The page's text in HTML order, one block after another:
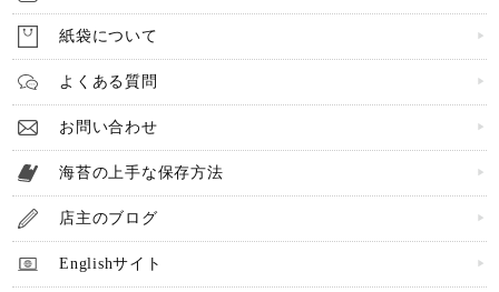
紙袋について
よくある質問
お問い合わせ
海苔の上手な保存方法
店主のブログ
Englishサイト